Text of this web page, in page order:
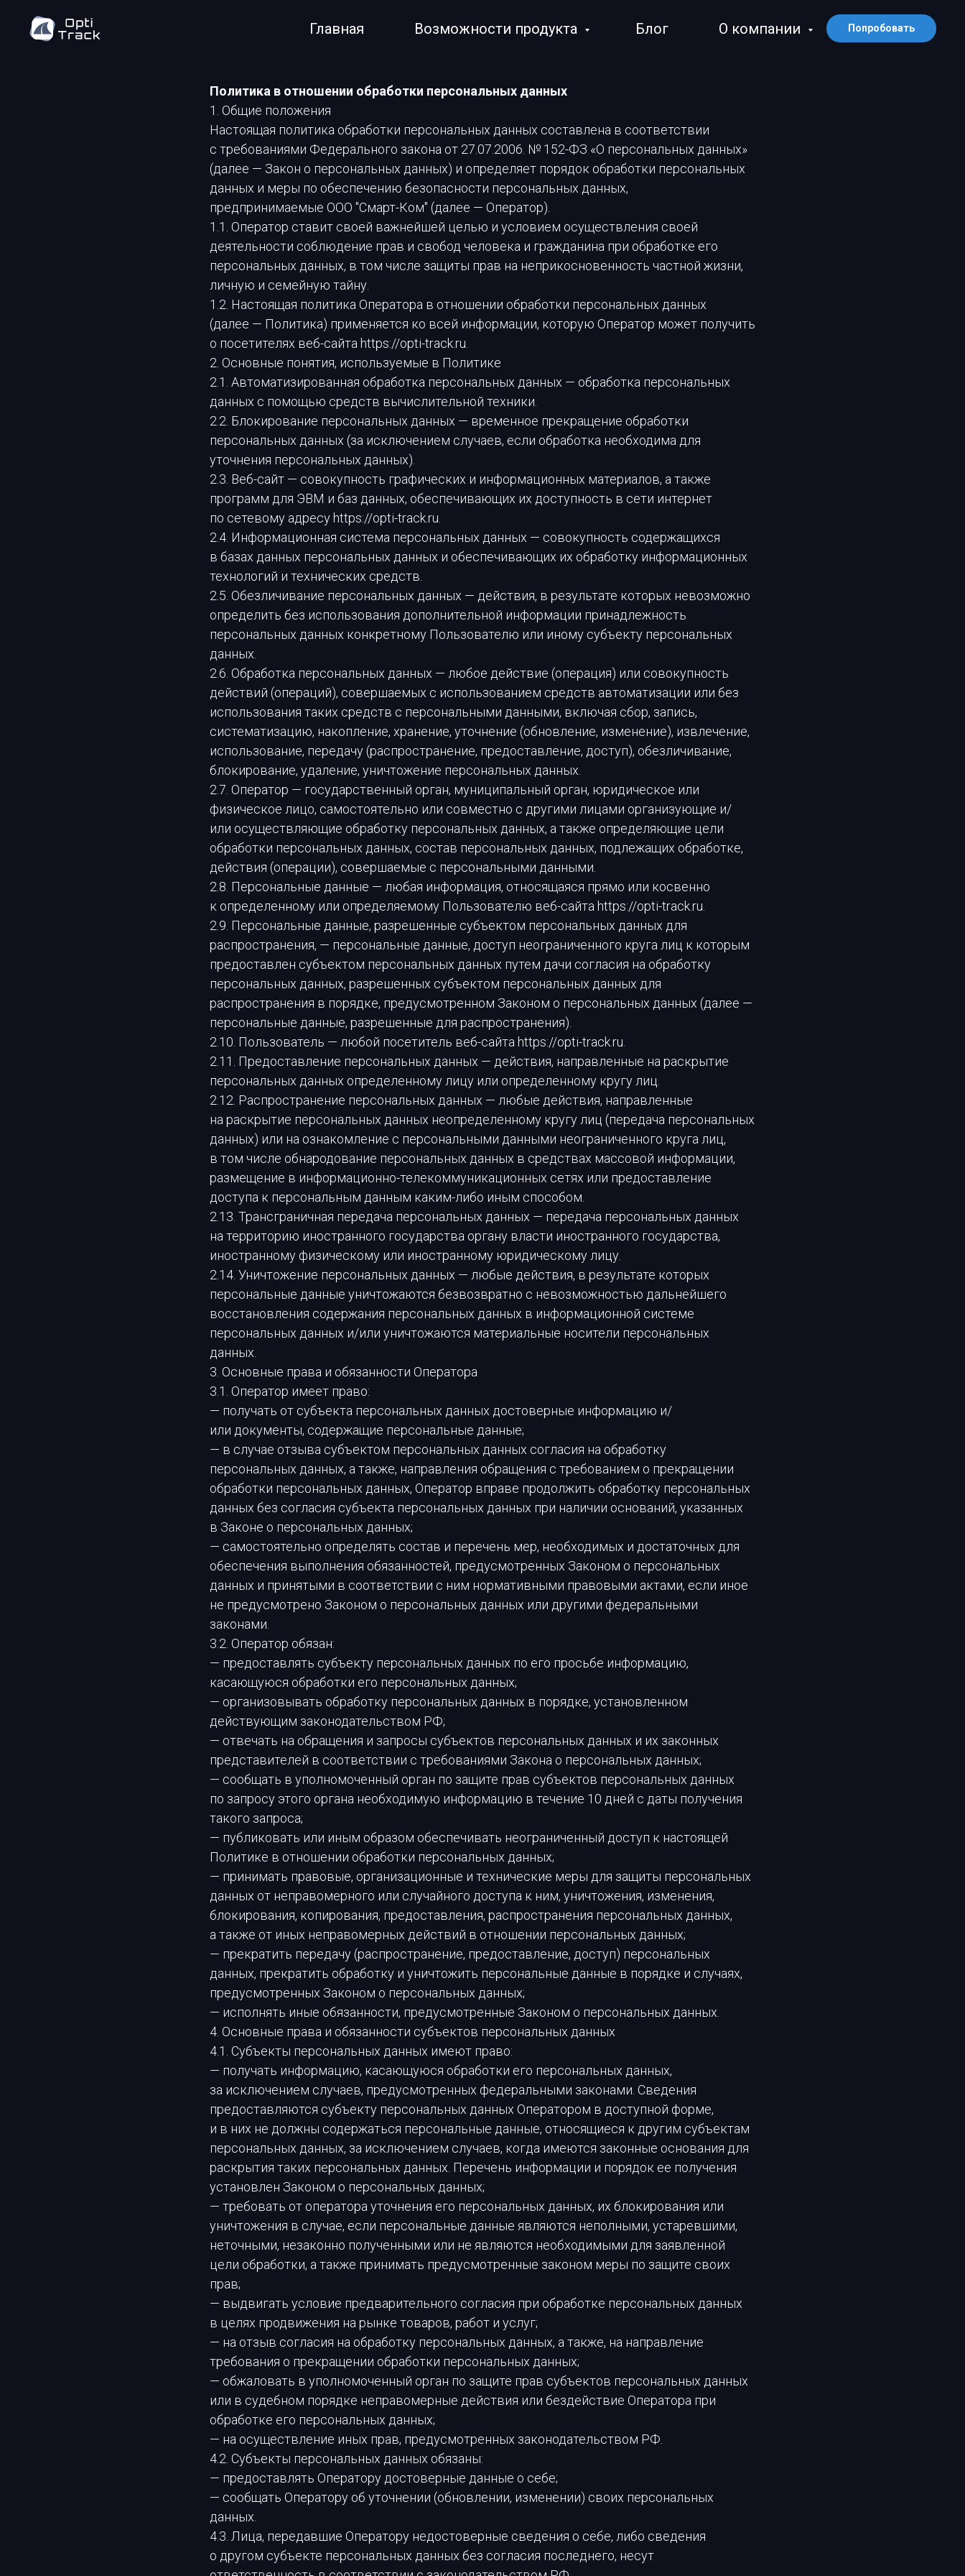
Главная Возможности продукта Блог О компании Попробовать
Политика в отношении обработки персональных данных
1. Общие положения
Настоящая политика обработки персональных данных составлена в соответствии
с требованиями Федерального закона от 27.07.2006. № 152-ФЗ «О персональных данных»
(далее — Закон о персональных данных) и определяет порядок обработки персональных
данных и меры по обеспечению безопасности персональных данных,
предпринимаемые ООО "Смарт-Ком" (далее — Оператор).
1.1. Оператор ставит своей важнейшей целью и условием осуществления своей
деятельности соблюдение прав и свобод человека и гражданина при обработке его
персональных данных, в том числе защиты прав на неприкосновенность частной жизни,
личную и семейную тайну.
1.2. Настоящая политика Оператора в отношении обработки персональных данных
(далее — Политика) применяется ко всей информации, которую Оператор может получить
о посетителях веб-сайта https://opti-track.ru.
2. Основные понятия, используемые в Политике
2.1. Автоматизированная обработка персональных данных — обработка персональных
данных с помощью средств вычислительной техники.
2.2. Блокирование персональных данных — временное прекращение обработки
персональных данных (за исключением случаев, если обработка необходима для
уточнения персональных данных).
2.3. Веб-сайт — совокупность графических и информационных материалов, а также
программ для ЭВМ и баз данных, обеспечивающих их доступность в сети интернет
по сетевому адресу https://opti-track.ru.
2.4. Информационная система персональных данных — совокупность содержащихся
в базах данных персональных данных и обеспечивающих их обработку информационных
технологий и технических средств.
2.5. Обезличивание персональных данных — действия, в результате которых невозможно
определить без использования дополнительной информации принадлежность
персональных данных конкретному Пользователю или иному субъекту персональных
данных.
2.6. Обработка персональных данных — любое действие (операция) или совокупность
действий (операций), совершаемых с использованием средств автоматизации или без
использования таких средств с персональными данными, включая сбор, запись,
систематизацию, накопление, хранение, уточнение (обновление, изменение), извлечение,
использование, передачу (распространение, предоставление, доступ), обезличивание,
блокирование, удаление, уничтожение персональных данных.
2.7. Оператор — государственный орган, муниципальный орган, юридическое или
физическое лицо, самостоятельно или совместно с другими лицами организующие и/
или осуществляющие обработку персональных данных, а также определяющие цели
обработки персональных данных, состав персональных данных, подлежащих обработке,
действия (операции), совершаемые с персональными данными.
2.8. Персональные данные — любая информация, относящаяся прямо или косвенно
к определенному или определяемому Пользователю веб-сайта https://opti-track.ru.
2.9. Персональные данные, разрешенные субъектом персональных данных для
распространения, — персональные данные, доступ неограниченного круга лиц к которым
предоставлен субъектом персональных данных путем дачи согласия на обработку
персональных данных, разрешенных субъектом персональных данных для
распространения в порядке, предусмотренном Законом о персональных данных (далее —
персональные данные, разрешенные для распространения).
2.10. Пользователь — любой посетитель веб-сайта https://opti-track.ru.
2.11. Предоставление персональных данных — действия, направленные на раскрытие
персональных данных определенному лицу или определенному кругу лиц.
2.12. Распространение персональных данных — любые действия, направленные
на раскрытие персональных данных неопределенному кругу лиц (передача персональных
данных) или на ознакомление с персональными данными неограниченного круга лиц,
в том числе обнародование персональных данных в средствах массовой информации,
размещение в информационно-телекоммуникационных сетях или предоставление
доступа к персональным данным каким-либо иным способом.
2.13. Трансграничная передача персональных данных — передача персональных данных
на территорию иностранного государства органу власти иностранного государства,
иностранному физическому или иностранному юридическому лицу.
2.14. Уничтожение персональных данных — любые действия, в результате которых
персональные данные уничтожаются безвозвратно с невозможностью дальнейшего
восстановления содержания персональных данных в информационной системе
персональных данных и/или уничтожаются материальные носители персональных
данных.
3. Основные права и обязанности Оператора
3.1. Оператор имеет право:
— получать от субъекта персональных данных достоверные информацию и/
или документы, содержащие персональные данные;
— в случае отзыва субъектом персональных данных согласия на обработку
персональных данных, а также, направления обращения с требованием о прекращении
обработки персональных данных, Оператор вправе продолжить обработку персональных
данных без согласия субъекта персональных данных при наличии оснований, указанных
в Законе о персональных данных;
— самостоятельно определять состав и перечень мер, необходимых и достаточных для
обеспечения выполнения обязанностей, предусмотренных Законом о персональных
данных и принятыми в соответствии с ним нормативными правовыми актами, если иное
не предусмотрено Законом о персональных данных или другими федеральными
законами.
3.2. Оператор обязан:
— предоставлять субъекту персональных данных по его просьбе информацию,
касающуюся обработки его персональных данных;
— организовывать обработку персональных данных в порядке, установленном
действующим законодательством РФ;
— отвечать на обращения и запросы субъектов персональных данных и их законных
представителей в соответствии с требованиями Закона о персональных данных;
— сообщать в уполномоченный орган по защите прав субъектов персональных данных
по запросу этого органа необходимую информацию в течение 10 дней с даты получения
такого запроса;
— публиковать или иным образом обеспечивать неограниченный доступ к настоящей
Политике в отношении обработки персональных данных;
— принимать правовые, организационные и технические меры для защиты персональных
данных от неправомерного или случайного доступа к ним, уничтожения, изменения,
блокирования, копирования, предоставления, распространения персональных данных,
а также от иных неправомерных действий в отношении персональных данных;
— прекратить передачу (распространение, предоставление, доступ) персональных
данных, прекратить обработку и уничтожить персональные данные в порядке и случаях,
предусмотренных Законом о персональных данных;
— исполнять иные обязанности, предусмотренные Законом о персональных данных.
4. Основные права и обязанности субъектов персональных данных
4.1. Субъекты персональных данных имеют право:
— получать информацию, касающуюся обработки его персональных данных,
за исключением случаев, предусмотренных федеральными законами. Сведения
предоставляются субъекту персональных данных Оператором в доступной форме,
и в них не должны содержаться персональные данные, относящиеся к другим субъектам
персональных данных, за исключением случаев, когда имеются законные основания для
раскрытия таких персональных данных. Перечень информации и порядок ее получения
установлен Законом о персональных данных;
— требовать от оператора уточнения его персональных данных, их блокирования или
уничтожения в случае, если персональные данные являются неполными, устаревшими,
неточными, незаконно полученными или не являются необходимыми для заявленной
цели обработки, а также принимать предусмотренные законом меры по защите своих
прав;
— выдвигать условие предварительного согласия при обработке персональных данных
в целях продвижения на рынке товаров, работ и услуг;
— на отзыв согласия на обработку персональных данных, а также, на направление
требования о прекращении обработки персональных данных;
— обжаловать в уполномоченный орган по защите прав субъектов персональных данных
или в судебном порядке неправомерные действия или бездействие Оператора при
обработке его персональных данных;
— на осуществление иных прав, предусмотренных законодательством РФ.
4.2. Субъекты персональных данных обязаны:
— предоставлять Оператору достоверные данные о себе;
— сообщать Оператору об уточнении (обновлении, изменении) своих персональных
данных.
4.3. Лица, передавшие Оператору недостоверные сведения о себе, либо сведения
о другом субъекте персональных данных без согласия последнего, несут